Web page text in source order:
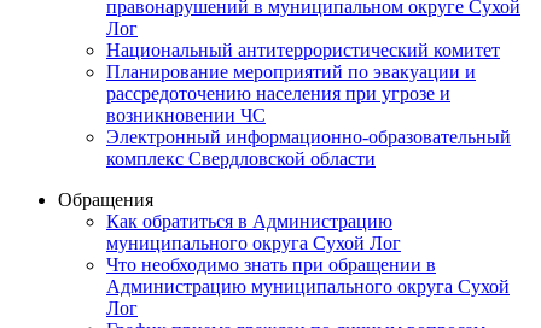
правонарушений в муниципальном округе Сухой
Лог
Национальный антитеррористический комитет
Планирование мероприятий по эвакуации и
рассредоточению населения при угрозе и
возникновении ЧС
Электронный информационно-образовательный
комплекс Свердловской области
Обращения
Как обратиться в Администрацию
муниципального округа Сухой Лог
Что необходимо знать при обращении в
Администрацию муниципального округа Сухой
Лог